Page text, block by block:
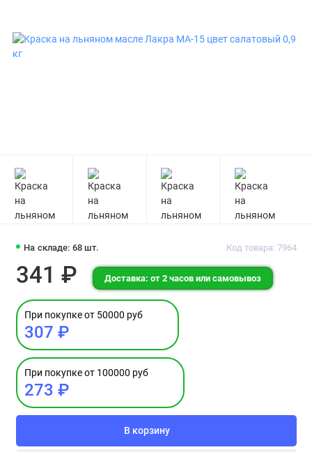
На складе: 68 шт. Код товара: 7964
341 ₽ Доставка: от 2 часов или самовывоз
При покупке от 50000 руб
307 ₽
При покупке от 100000 руб
273 ₽
В корзину